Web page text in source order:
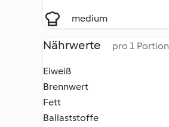
medium
Nährwerte pro 1 Portion
Eiweiß
Brennwert
Fett
Ballaststoffe